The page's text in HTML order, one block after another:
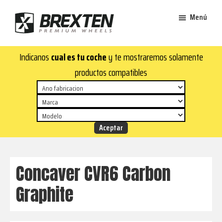
contenido
principal
de
página
Brexten
aluminio
premium
¡En
Brexten.com
encontrarás
aluminio
top!
y
estilo
para
Menú
Indicanos cual es tu cochey te mostraremos solamente
productos compatibles
Concaver CVR6 Carbon
Graphite